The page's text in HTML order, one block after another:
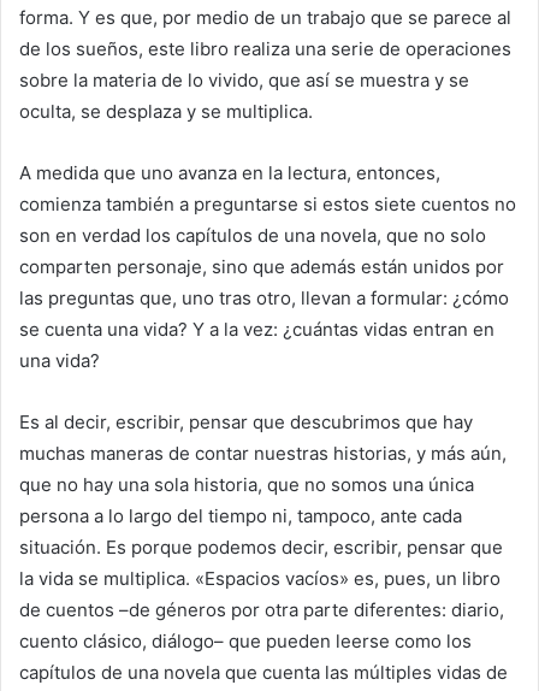
forma. Y es que, por medio de un trabajo que se parece al
de los sueños, este libro realiza una serie de operaciones
sobre la materia de lo vivido, que así se muestra y se
oculta, se desplaza y se multiplica.
A medida que uno avanza en la lectura, entonces,
comienza también a preguntarse si estos siete cuentos no
son en verdad los capítulos de una novela, que no solo
comparten personaje, sino que además están unidos por
las preguntas que, uno tras otro, llevan a formular: ¿cómo
se cuenta una vida? Y a la vez: ¿cuántas vidas entran en
una vida?
Es al decir, escribir, pensar que descubrimos que hay
muchas maneras de contar nuestras historias, y más aún,
que no hay una sola historia, que no somos una única
persona a lo largo del tiempo ni, tampoco, ante cada
situación. Es porque podemos decir, escribir, pensar que
la vida se multiplica. «Espacios vacíos» es, pues, un libro
de cuentos –de géneros por otra parte diferentes: diario,
cuento clásico, diálogo– que pueden leerse como los
capítulos de una novela que cuenta las múltiples vidas de